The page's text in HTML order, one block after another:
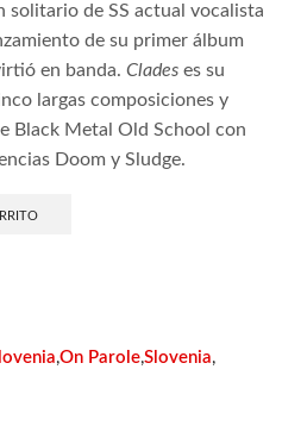
solitario de SS actual vocalista
de su primer álbum
en banda. Clades es su
largas composiciones y
Black Metal Old School con
Doom y Sludge.
,On Parole,Slovenia,